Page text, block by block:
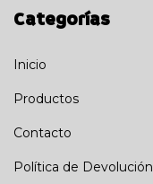
Categorías
Inicio
Productos
Contacto
Política de Devolución